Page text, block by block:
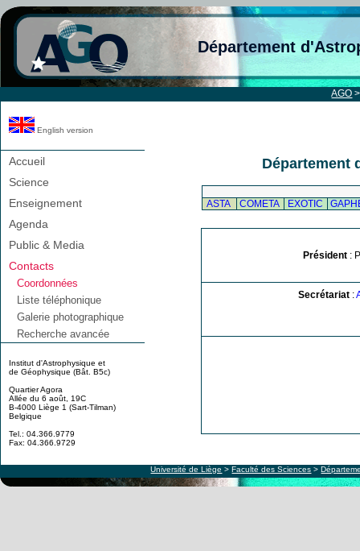
Département
AGO
English version
Accueil
Science
Enseignement
Agenda
Public & Media
Contacts
Coordonnées
Liste téléphonique
Galerie photographique
Recherche avancée
Institut d'Astrophysique et
de Géophysique (Bât. B5c)
Quartier Agora
Allée du 6 août, 19C
B-4000 Liège 1 (Sart-Tilman)
Belgique
Tel.: 04.366.9779
Fax: 04.366.9729
Département
ASTA COMETA EXOTIC
Président :
Secrétariat :
Université de Liège >Faculté des Sciences >